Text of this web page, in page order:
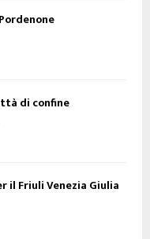
di confine
il Friuli Venezia Giulia